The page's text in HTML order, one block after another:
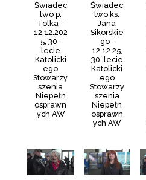
Świadec
two p.
Tolka -
12.12.202
5, 30-
lecie
Katolicki
ego
Stowarzy
szenia
Niepełn
osprawn
ych AW
Świadec
two ks.
Jana
Sikorskie
go-
12.12.25,
30-lecie
Katolicki
ego
Stowarzy
szenia
Niepełn
osprawn
ych AW